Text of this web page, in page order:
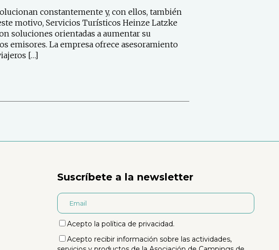
constantemente y, con ellos, también
motivo, Servicios Turísticos Heinze Latzke
soluciones orientadas a aumentar su
emisores. La empresa ofrece asesoramiento
[…]
Suscríbete a la newsletter
Acepto la política de privacidad.
Acepto recibir información sobre las actividades,